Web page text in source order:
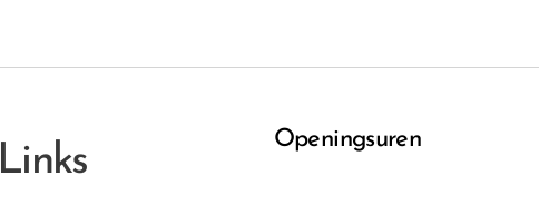
Links
Openingsuren